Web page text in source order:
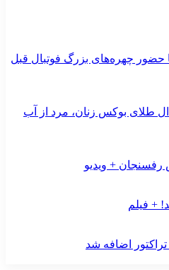
حضور چهره‌های بزرگ فوتبال قبل
طلای بوکس زنان، مرد از آب
+ ویدیو
+ فیلم
اضافه شد